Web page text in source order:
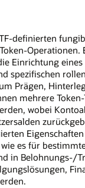
definierten
Einrichtung eines
spezifischen
Prägen,
mehrere
wobei
es für
in Belohnungs-/